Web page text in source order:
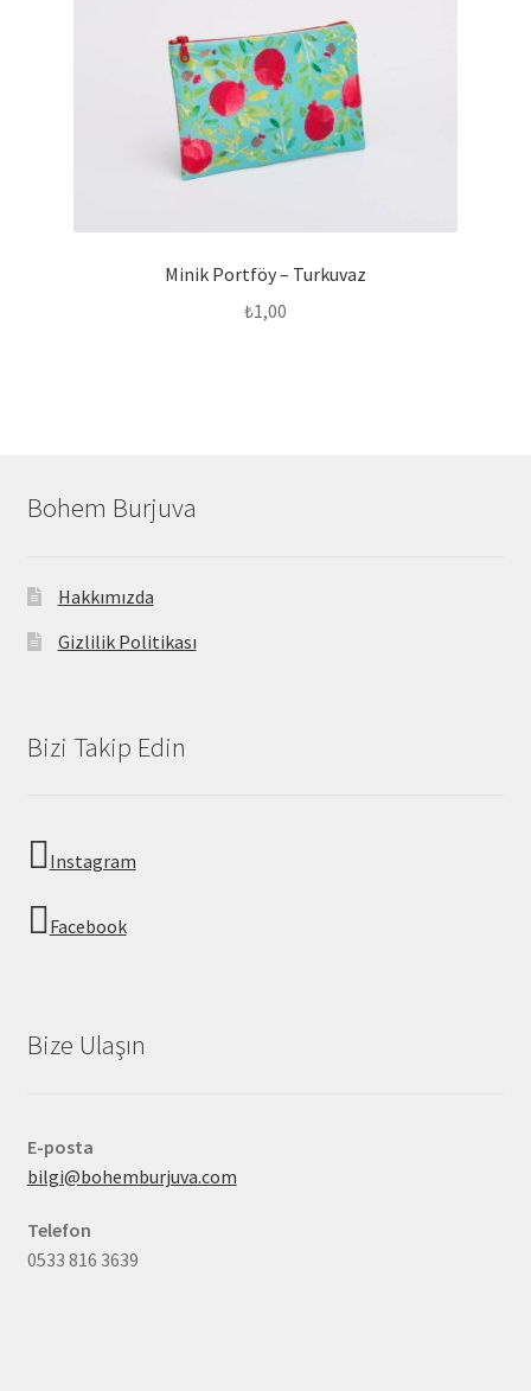
Minik Portföy – Turkuvaz
₺1,00
Bohem Burjuva
Hakkımızda
Gizlilik Politikası
Bizi Takip Edin
Instagram
Facebook
Bize Ulaşın
E-posta
bilgi@bohemburjuva.com
Telefon
0533 816 3639